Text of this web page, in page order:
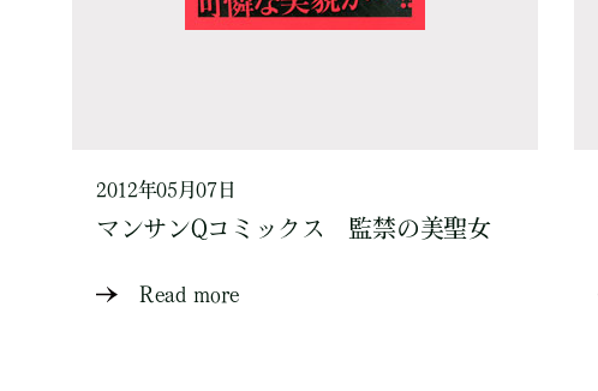
2012年05月07日
マンサンQコミックス 監禁の美聖女
Read more